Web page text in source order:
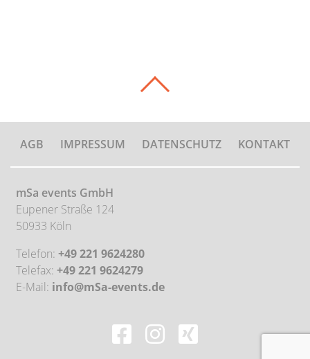
AGB IMPRESSUM DATENSCHUTZ KONTAKT
mSa events GmbH
Eupener Straße 124
50933 Köln
Telefon: +49 221 9624280
Telefax: +49 221 9624279
E-Mail: info@mSa-events.de